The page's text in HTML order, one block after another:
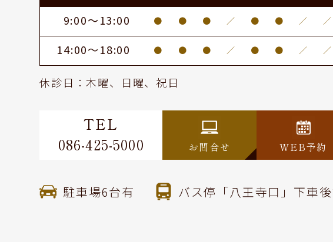
9:00～13:00
● ● ● ／ ● ● ／ ／
14:00～18:00 ● ● ● ／ ● ● ／ ／
休診日：木曜、日曜、祝日
TEL
086-425-5000
お問合せ WEB予約
駐車場6台有 バス停「八王寺口」下車